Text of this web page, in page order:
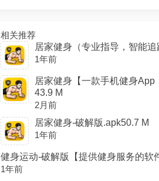
相关推荐
居家健身（专业指导，智能
1年前
居家健身【一款手机健身
43.9 M
2月前
居家健身-破解版.apk50.7 M
1年前
健身运动-破解版【提供健身服务的软
1年前